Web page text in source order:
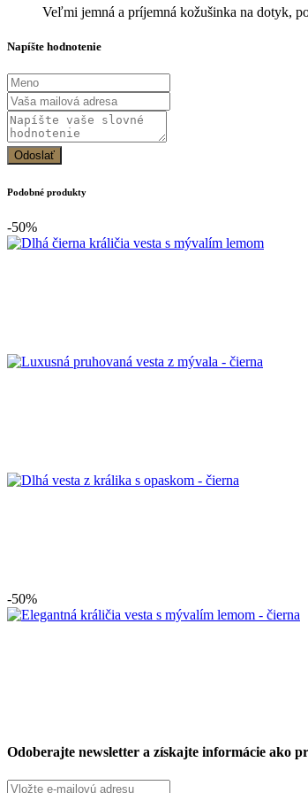
Veľmi jemná a príjemná kožušinka na dotyk,
Napíšte hodnotenie
Odoslať
Podobné produkty
-50%
-50%
Odoberajte newsletter a získajte informácie ako